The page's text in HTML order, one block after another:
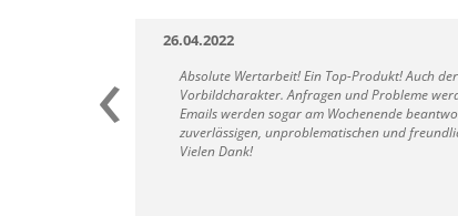
‹ 26.04.2022
Absolute Wertarbeit! Ein Top-Produkt! Auch
Vorbildcharakter. Anfragen und Probleme
Emails werden sogar am Wochenende
zuverlässigen, unproblematischen und
Vielen Dank!